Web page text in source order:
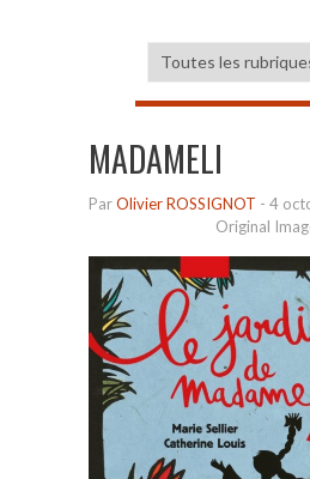
MADAMELI
ParOlivier ROSSIGNOT - 4
Original